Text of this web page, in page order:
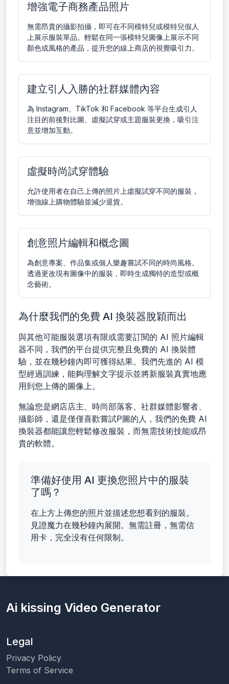
增強電子商務產品照片
無需昂貴的攝影拍攝，即可在不同模特兒或模特兒假人
上展示服裝單品。輕鬆在同一張模特兒圖像上展示不同
顏色或風格的產品，提升您的線上商店的視覺吸引力。
建立引人入勝的社群媒體內容
為 Instagram、TikTok 和 Facebook 等平台生成引人
注目的前後對比圖、虛擬試穿或主題服裝更換，吸引注
意並增加互動。
虛擬時尚試穿體驗
允許使用者在自己上傳的照片上虛擬試穿不同的服裝，
增強線上購物體驗並減少退貨。
創意照片編輯和概念圖
為創意專案、作品集或個人樂趣嘗試不同的時尚風格。
透過更改現有圖像中的服裝，即時生成獨特的造型或概
念藝術。
為什麼我們的免費 AI 換裝器脫穎而出
與其他可能服裝選項有限或需要訂閱的 AI 照片編輯
器不同，我們的平台提供完整且免費的 AI 換裝體
驗，並在幾秒鐘內即可獲得結果。我們先進的 AI 模
型經過訓練，能夠理解文字提示並將新服裝真實地應
用到您上傳的圖像上。
無論您是網店店主、時尚部落客、社群媒體影響者、
攝影師，還是僅僅喜歡嘗試P圖的人，我們的免費 AI
換裝器都能讓您輕鬆修改服裝，而無需技術技能或昂
貴的軟體。
準備好使用 AI 更換您照片中的服裝
了嗎？
在上方上傳您的照片並描述您想看到的服裝。
見證魔力在幾秒鐘內展開。無需註冊，無需信
用卡，完全没有任何限制。
Ai kissing Video Generator
Legal
Privacy Policy
Terms of Service